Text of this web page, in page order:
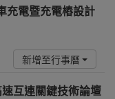
充電暨充電樁設計
新增至行事曆
速互連關鍵技術論壇